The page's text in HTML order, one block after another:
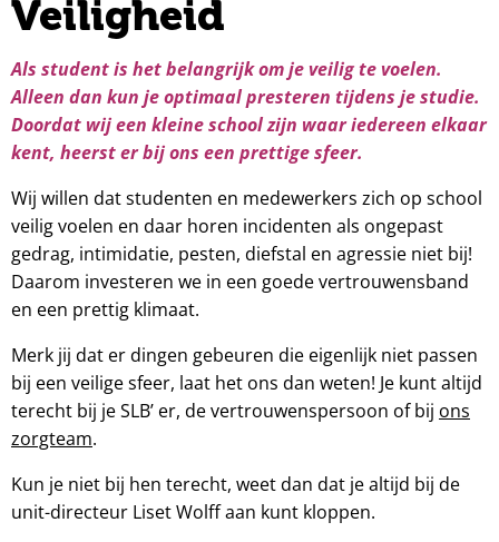
Veiligheid
Als student is het belangrijk om je veilig te voelen.
Alleen dan kun je optimaal presteren tijdens je studie.
Doordat wij een kleine school zijn waar iedereen elkaar
kent, heerst er bij ons een prettige sfeer.
Wij willen dat studenten en medewerkers zich op school
veilig voelen en daar horen incidenten als ongepast
gedrag, intimidatie, pesten, diefstal en agressie niet bij!
Daarom investeren we in een goede vertrouwensband
en een prettig klimaat.
Merk jij dat er dingen gebeuren die eigenlijk niet passen
bij een veilige sfeer, laat het ons dan weten! Je kunt altijd
terecht bij je SLB’ er, de vertrouwenspersoon of bij ons
zorgteam.
Kun je niet bij hen terecht, weet dan dat je altijd bij de
unit-directeur Liset Wolff aan kunt kloppen.